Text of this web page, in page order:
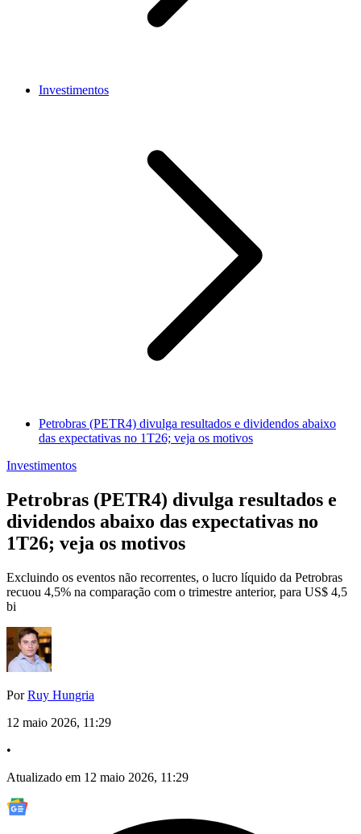
Investimentos
Petrobras (PETR4) divulga resultados e dividendos abaixo
das expectativas no 1T26; veja os motivos
Investimentos
Petrobras (PETR4) divulga resultados e
dividendos abaixo das expectativas no
1T26; veja os motivos
Excluindo os eventos não recorrentes, o lucro líquido da Petrobras
recuou 4,5% na comparação com o trimestre anterior, para US$ 4,5
bi
PorRuy Hungria
12 maio 2026, 11:29
•
Atualizado em 12 maio 2026, 11:29